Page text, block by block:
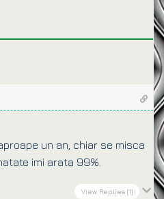
un an, chiar se misca
imi arata 99%.
View Replies (1)